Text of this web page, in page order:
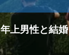
年上男性と結